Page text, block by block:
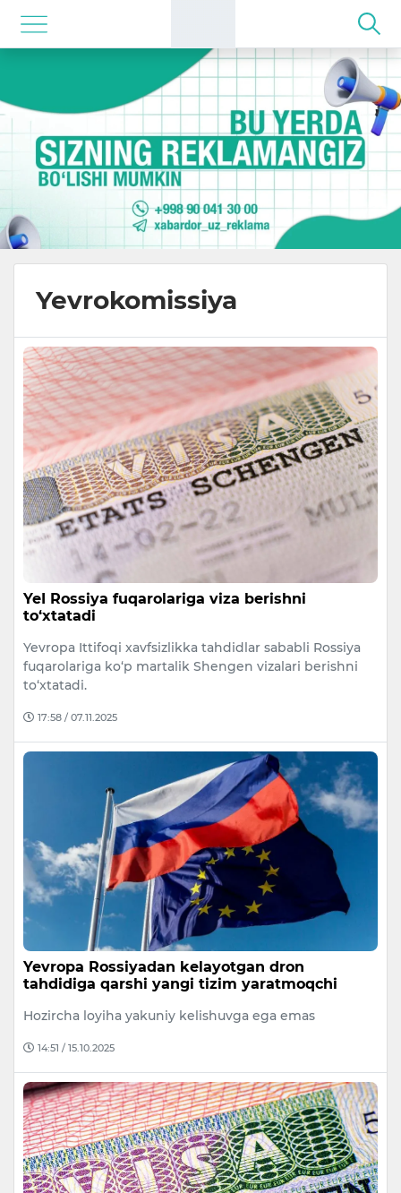
Yevrokomissiya
YeI Rossiya fuqarolariga viza berishni
to‘xtatadi
Yevropa Ittifoqi xavfsizlikka tahdidlar sababli Rossiya
fuqarolariga ko‘p martalik Shengen vizalari berishni
to‘xtatadi.
17:58 / 07.11.2025
Yevropa Rossiyadan kelayotgan dron
tahdidiga qarshi yangi tizim yaratmoqchi
Hozircha loyiha yakuniy kelishuvga ega emas
14:51 / 15.10.2025